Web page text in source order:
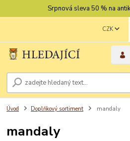
Srpnová sleva 50 % na
CZK
Úvod Doplňkový sortiment mandaly
mandaly